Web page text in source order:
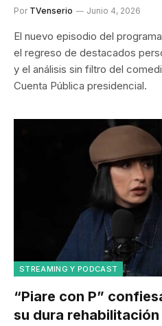
Por TVenserio Junio 4, 2026
El nuevo episodio del
el regreso de destacados
y el análisis sin filtro del
Cuenta Pública presidencial.
STREAMING Y PODCAST
“Piare con P”
su dura